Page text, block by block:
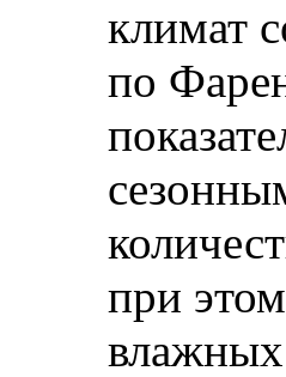
климат
по
при
влажных